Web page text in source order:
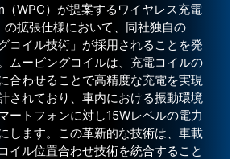
WPC）が提案するワイヤレス充電
の拡張仕様において、同社独自の
コイル技術」が採用されることを発
ムービングコイルは、充電コイルの
合わせることで高精度な充電を実現
されており、車内における振動環境
ートフォンに対し15Wレベルの電力
します。この革新的な技術は、車載
イル位置合わせ技術を統合すること